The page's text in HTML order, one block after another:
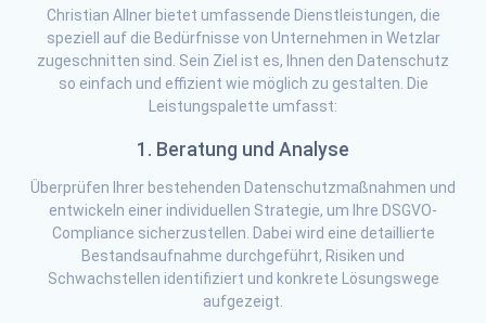
Christian Allner bietet umfassende Dienstleistungen, die
speziell auf die Bedürfnisse von Unternehmen in Wetzlar
zugeschnitten sind. Sein Ziel ist es, Ihnen den Datenschutz
so einfach und effizient wie möglich zu gestalten. Die
Leistungspalette umfasst:
1. Beratung und Analyse
Überprüfen Ihrer bestehenden Datenschutzmaßnahmen und
entwickeln einer individuellen Strategie, um Ihre DSGVO-
Compliance sicherzustellen. Dabei wird eine detaillierte
Bestandsaufnahme durchgeführt, Risiken und
Schwachstellen identifiziert und konkrete Lösungswege
aufgezeigt.